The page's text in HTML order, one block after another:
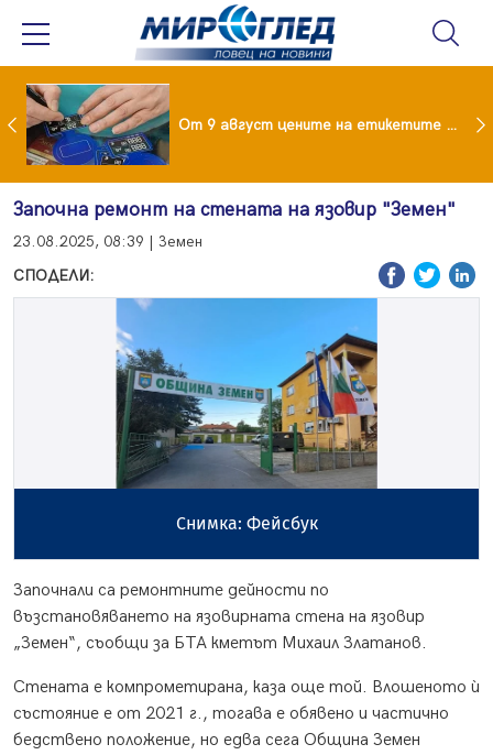
Проект за изграждане на 13-етажна "мегаджамия" разгневи жителите на Лондон От 9 август цените на етикетите само в евро
Започна ремонт на стената на язовир "Земен"
23.08.2025, 08:39 | Земен
СПОДЕЛИ:
Снимка: Фейсбук
Започнали са ремонтните дейности по
възстановяването на язовирната стена на язовир
„Земен“, съобщи за БТА кметът Михаил Златанов.
Стената е компрометирана, каза още той. Влошеното ѝ
състояние е от 2021 г., тогава е обявено и частично
бедствено положение, но едва сега Община Земен